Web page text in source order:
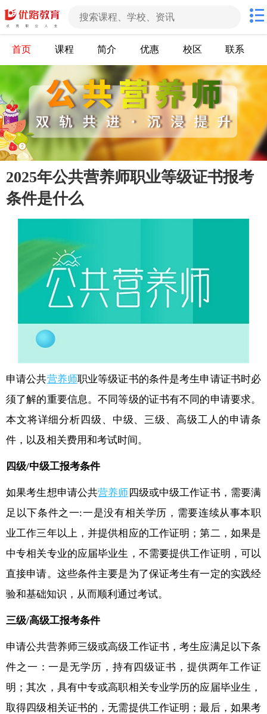
首页 课程 简介 优惠 校区 联系
2025年公共营养师职业等级证书报考
条件是什么
申请公共营养师职业等级证书的条件是考生申请证书时必
须了解的重要信息。不同等级的证书有不同的申请要求。
本文将详细分析四级、中级、三级、高级工人的申请条
件，以及相关费用和考试时间。
四级/中级工报考条件
如果考生想申请公共营养师四级或中级工作证书，需要满
足以下条件之一:一是没有相关学历，需要连续从事本职
业工作三年以上，并提供相应的工作证明；第二，如果是
中专相关专业的应届毕业生，不需要提供工作证明，可以
直接申请。这些条件主要是为了保证考生有一定的实践经
验和基础知识，从而顺利通过考试。
三级/高级工报考条件
申请公共营养师三级或高级工作证书，考生应满足以下条
件之一：一是无学历，持有四级证书，提供两年工作证
明；其次，具有中专或高职相关专业学历的应届毕业生，
取得四级相关证书的，无需提供工作证明；最后，如果考